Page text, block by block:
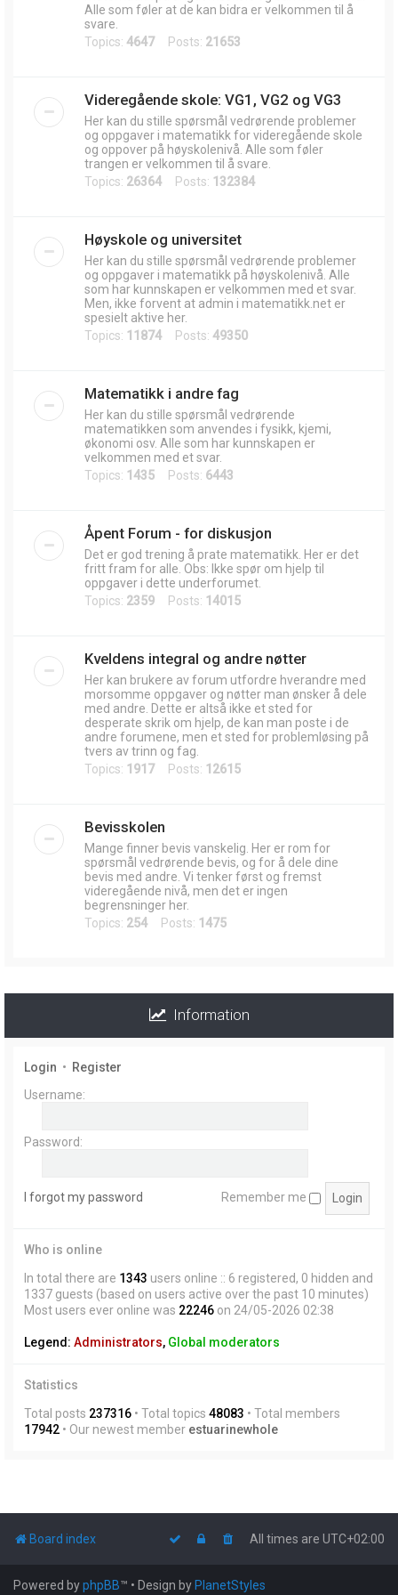
Alle som føler at de kan bidra er velkommen til å
svare.
Topics: 4647Posts: 21653
Videregående skole: VG1, VG2 og VG3
Her kan du stille spørsmål vedrørende problemer
og oppgaver i matematikk for videregående skole
og oppover på høyskolenivå. Alle som føler
trangen er velkommen til å svare.
Topics: 26364 Posts: 132384
Høyskole og universitet
Her kan du stille spørsmål vedrørende problemer
og oppgaver i matematikk på høyskolenivå. Alle
som har kunnskapen er velkommen med et svar.
Men, ikke forvent at admin i matematikk.net er
spesielt aktive her.
Topics: 11874 Posts: 49350
Matematikk i andre fag
Her kan du stille spørsmål vedrørende
matematikken som anvendes i fysikk, kjemi,
økonomi osv. Alle som har kunnskapen er
velkommen med et svar.
Topics: 1435 Posts: 6443
Åpent Forum - for diskusjon
Det er god trening å prate matematikk. Her er det
fritt fram for alle. Obs: Ikke spør om hjelp til
oppgaver i dette underforumet.
Topics: 2359 Posts: 14015
Kveldens integral og andre nøtter
Her kan brukere av forum utfordre hverandre med
morsomme oppgaver og nøtter man ønsker å dele
med andre. Dette er altså ikke et sted for
desperate skrik om hjelp, de kan man poste i de
andre forumene, men et sted for problemløsing på
tvers av trinn og fag.
Topics: 1917Posts: 12615
Bevisskolen
Mange finner bevis vanskelig. Her er rom for
spørsmål vedrørende bevis, og for å dele dine
bevis med andre. Vi tenker først og fremst
videregående nivå, men det er ingen
begrensninger her.
Topics: 254 Posts: 1475
Information
Login • Register
Username:
Password:
I forgot my password Remember me
Who is online
In total there are 1343 users online :: 6 registered, 0 hidden and
1337 guests (based on users active over the past 10 minutes)
Most users ever online was 22246 on 24/05-2026 02:38
Legend: Administrators, Global moderators
Statistics
Total posts 237316 • Total topics 48083 • Total members
17942 • Our newest member estuarinewhole
Board index All times are UTC+02:00
Powered byphpBB™ • Design by PlanetStyles